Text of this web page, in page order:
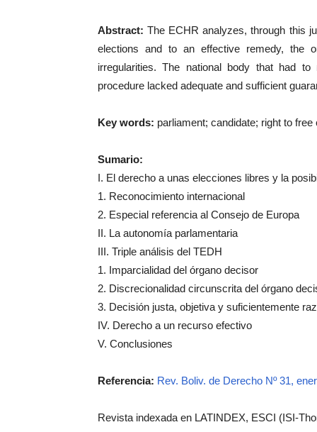
Abstract: The ECHR analyzes, through this
elections and to an effective remedy, the
irregularities. The national body that had
procedure lacked adequate and sufficient
Key words: parliament; candidate; right to
Sumario:
I. El derecho a unas elecciones libres y la
1. Reconocimiento internacional
2. Especial referencia al Consejo de Europa
II. La autonomía parlamentaria
III. Triple análisis del TEDH
1. Imparcialidad del órgano decisor
2. Discrecionalidad circunscrita del órgano
3. Decisión justa, objetiva y suficientemente
IV. Derecho a un recurso efectivo
V. Conclusiones
Referencia: Rev. Boliv. de Derecho Nº 31,
Revista indexada en LATINDEX, ESCI (ISI-